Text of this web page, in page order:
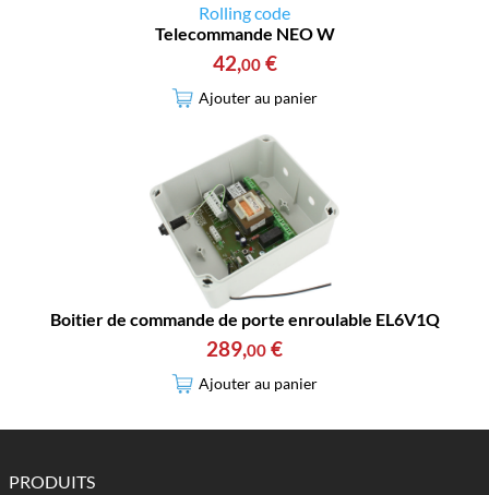
Rolling code
Telecommande NEO W
42,00 €
Ajouter au panier
Boitier de commande de porte enroulable EL6V1Q
289,00 €
Ajouter au panier
PRODUITS